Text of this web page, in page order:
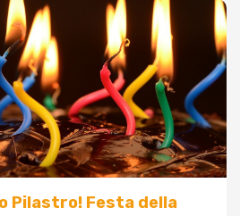
Pilastro! Festa della